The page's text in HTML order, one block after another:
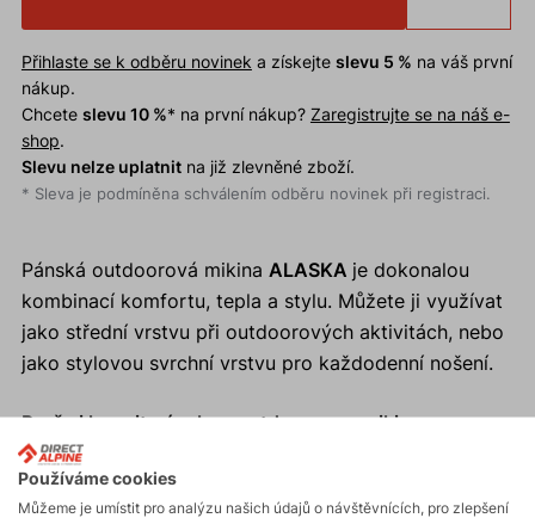
Přihlaste se k odběru novinek a získejte slevu 5 % na váš první
nákup.
Chcete slevu 10 %* na první nákup? Zaregistrujte se na náš e-
shop.
Slevu nelze uplatnitna již zlevněné zboží.
* Sleva je podmíněna schválením odběru novinek při registraci.
Pánská outdoorová mikina ALASKA je dokonalou
kombinací komfortu, tepla a stylu. Můžete ji využívat
jako střední vrstvu při outdoorových aktivitách, nebo
jako stylovou svrchní vrstvu pro každodenní nošení.
Proč si koupit pánskou outdoorovou mikinu
ALASKA?
Vysoká výhřevnost a komfort při nošení.
Používáme cookies
Můžeme je umístit pro analýzu našich údajů o návštěvnících, pro zlepšení